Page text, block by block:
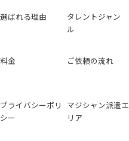
選ばれる理由
タレントジャン
ル
料金 ご依頼の流れ
プライバシーポリ
シー
マジシャン派遣エ
リア